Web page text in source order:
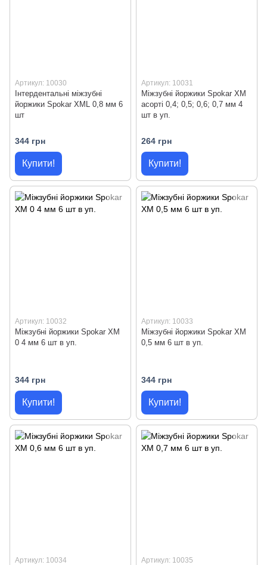
Артикул: 10030
Інтердентальні міжзубні
йоржики Spokar XML 0,8 мм 6
шт
344 грн
Купити!
Артикул: 10031
Міжзубні йоржики Spokar XM
асорті 0,4; 0,5; 0,6; 0,7 мм 4
шт в уп.
264 грн
Купити!
Артикул: 10032
Міжзубні йоржики Spokar XM
0 4 мм 6 шт в уп.
344 грн
Купити!
Артикул: 10033
Міжзубні йоржики Spokar XM
0,5 мм 6 шт в уп.
344 грн
Купити!
Артикул: 10034 Артикул: 10035